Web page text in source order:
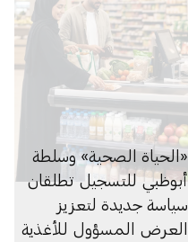
الصحية» وسلطة
للتسجيل تطلقان
سياسة جديدة لتعزيز
العرض المسؤول للأغذية